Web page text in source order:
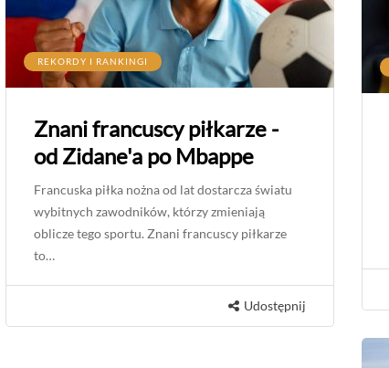
REKORDY I RANKINGI
Znani francuscy piłkarze -
od Zidane'a po Mbappe
Francuska piłka nożna od lat dostarcza światu
wybitnych zawodników, którzy zmieniają
oblicze tego sportu. Znani francuscy piłkarze
to…
Udostępnij